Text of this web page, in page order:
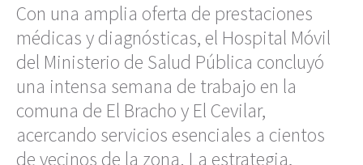
Con una amplia oferta de prestaciones
médicas y diagnósticas, el Hospital Móvil
del Ministerio de Salud Pública concluyó
una intensa semana de trabajo en la
comuna de El Bracho y El Cevilar,
acercando servicios esenciales a cientos
de vecinos de la zona. La estrategia,